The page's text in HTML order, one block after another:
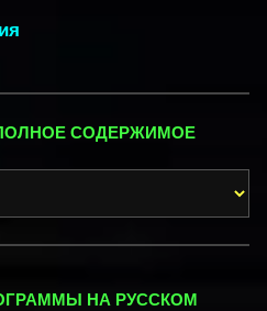
СОДЕРЖИМОЕ
НА РУССКОМ